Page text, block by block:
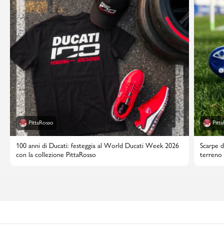
PittaRosso
100 anni di Ducati: festeggia al World Ducati Week 2026
con la collezione PittaRosso
Scarpe
terreno